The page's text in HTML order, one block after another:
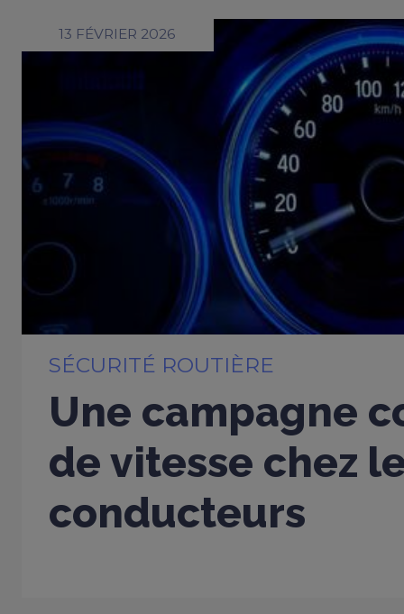
13 FÉVRIER 2026
SÉCURITÉ ROUTIÈRE
Une campagne
de vitesse chez
conducteurs